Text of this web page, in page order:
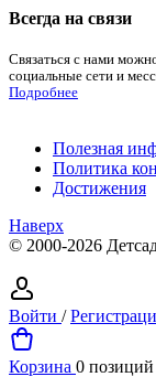
Всегда на связи
Связаться с нами
социальные сети и
Подробнее
Полезная
Политика
Достижения
Наверх
© 2000-2026
Войти /
Корзина 0 позиций